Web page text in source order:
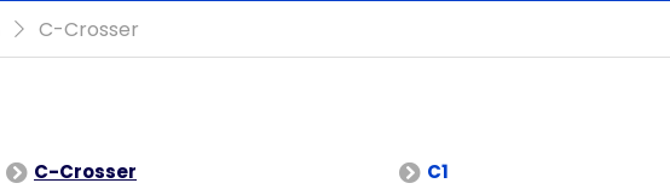
C-Crosser
C-Crosser
C1